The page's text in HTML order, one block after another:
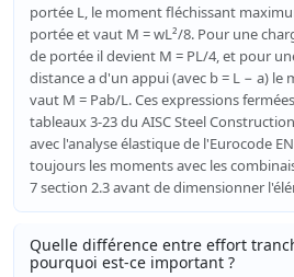
portée L, le moment fléchissant
portée et vaut M = wL²/8. Pour une
de portée il devient M = PL/4, et pour
distance a d'un appui (avec b = L − a) le
vaut M = Pab/L. Ces expressions
tableaux 3-23 du AISC Steel
avec l'analyse élastique de l'Eurocode
toujours les moments avec les
7 section 2.3 avant de dimensionner
Quelle différence entre effort
pourquoi est-ce important ?